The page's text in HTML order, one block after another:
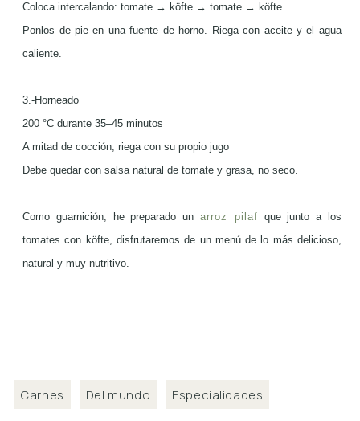
Coloca intercalando: tomate → köfte → tomate → köfte
Ponlos de pie en una fuente de horno. Riega con aceite y el agua
caliente.
3.-Horneado
200 °C durante 35–45 minutos
A mitad de cocción, riega con su propio jugo
Debe quedar con salsa natural de tomate y grasa, no seco.
Como guarnición, he preparado un arroz pilaf que junto a los
tomates con köfte, disfrutaremos de un menú de lo más delicioso,
natural y muy nutritivo.
Carnes Del mundo Especialidades